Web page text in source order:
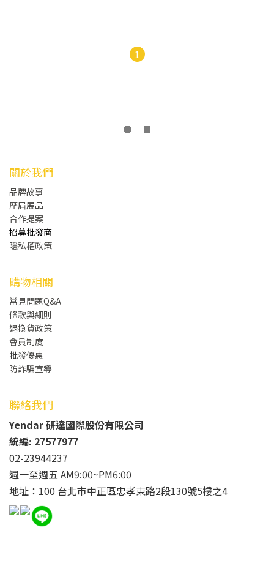
1
關於我們
品牌故事
歷屆展品
合作提案
招募批發商
隱私權政策
購物相關
常見問題Q&A
條款與細則
退換貨政策
會員制度
批發優惠
防詐騙宣導
聯絡我們
Yendar 研達國際股份有限公司
統編: 27577977
02-23944237
週一至週五 AM9:00~PM6:00
地址：100 台北市中正區忠孝東路2段130號5樓之4